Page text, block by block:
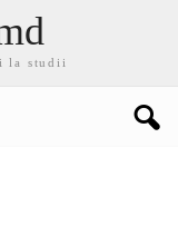
la studii